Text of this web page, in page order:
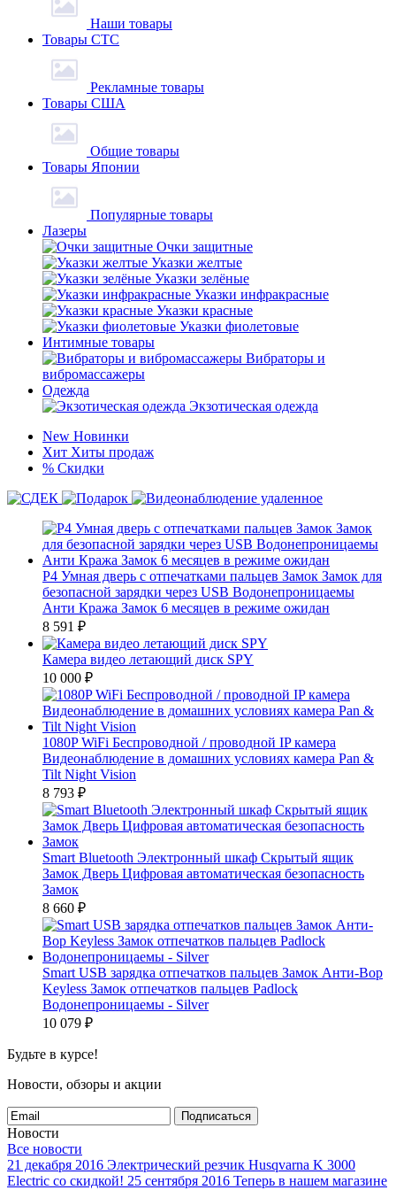
Наши товары
Товары СТС
Рекламные товары
Товары США
Общие товары
Товары Японии
Популярные товары
Лазеры
Очки защитные
Указки желтые
Указки зелёные
Указки инфракрасные
Указки красные
Указки фиолетовые
Интимные товары
Вибраторы и
вибромассажеры
Одежда
Экзотическая одежда
New Новинки
Хит Хиты продаж
% Скидки
P4 Умная дверь с отпечатками пальцев Замок Замок для
безопасной зарядки через USB Водонепроницаемы
Анти Кража Замок 6 месяцев в режиме ожидан
8 591 ₽
Камера видео летающий диск SPY
10 000 ₽
1080P WiFi Беспроводной / проводной IP камера
Видеонаблюдение в домашних условиях камера Pan &
Tilt Night Vision
8 793 ₽
Smart Bluetooth Электронный шкаф Скрытый ящик
Замок Дверь Цифровая автоматическая безопасность
Замок
8 660 ₽
Smart USB зарядка отпечатков пальцев Замок Анти-Вор
Keyless Замок отпечатков пальцев Padlock
Водонепроницаемы - Silver
10 079 ₽
Будьте в курсе!
Новости, обзоры и акции
Подписаться
Новости
Все новости
21 декабря 2016 Электрический резчик Husqvarna K 3000
Electric со скидкой! 25 сентября 2016 Теперь в нашем магазине